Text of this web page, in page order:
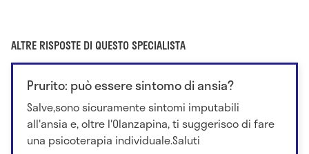
ALTRE RISPOSTE DI QUESTO SPECIALISTA
Prurito: può essere sintomo di ansia?
Salve,sono sicuramente sintomi imputabili
all'ansia e, oltre l'Olanzapina, ti suggerisco di fare
una psicoterapia individuale.Saluti